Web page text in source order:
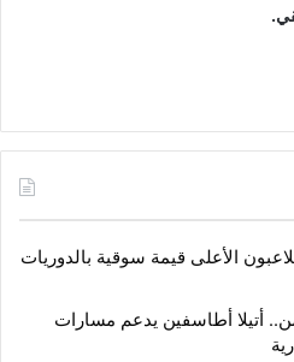
الأعلى قيمة سوقية بالدوريات
أتيلا أطاسفين يدعم مسارات